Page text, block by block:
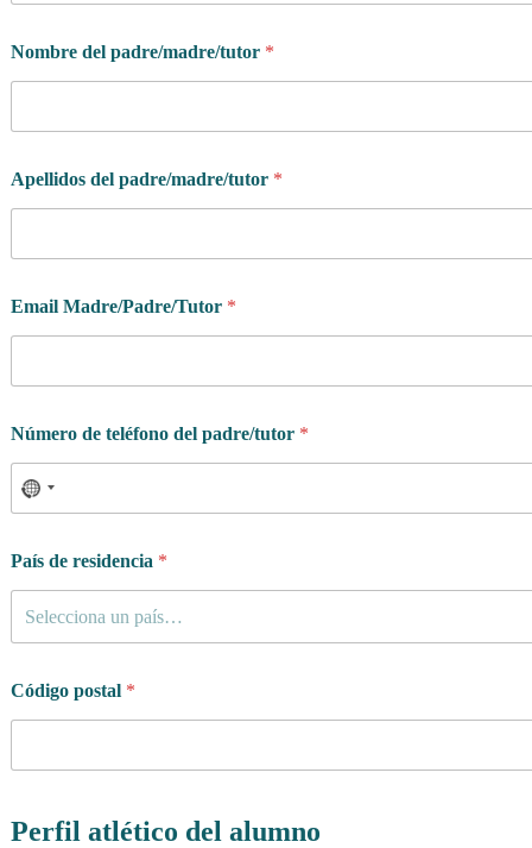
Nombre del padre/madre/tutor *
Apellidos del padre/madre/tutor *
Email Madre/Padre/Tutor *
Número de teléfono del padre/tutor *
País de residencia *
Selecciona un país…
Código postal *
Perfil atlético del alumno